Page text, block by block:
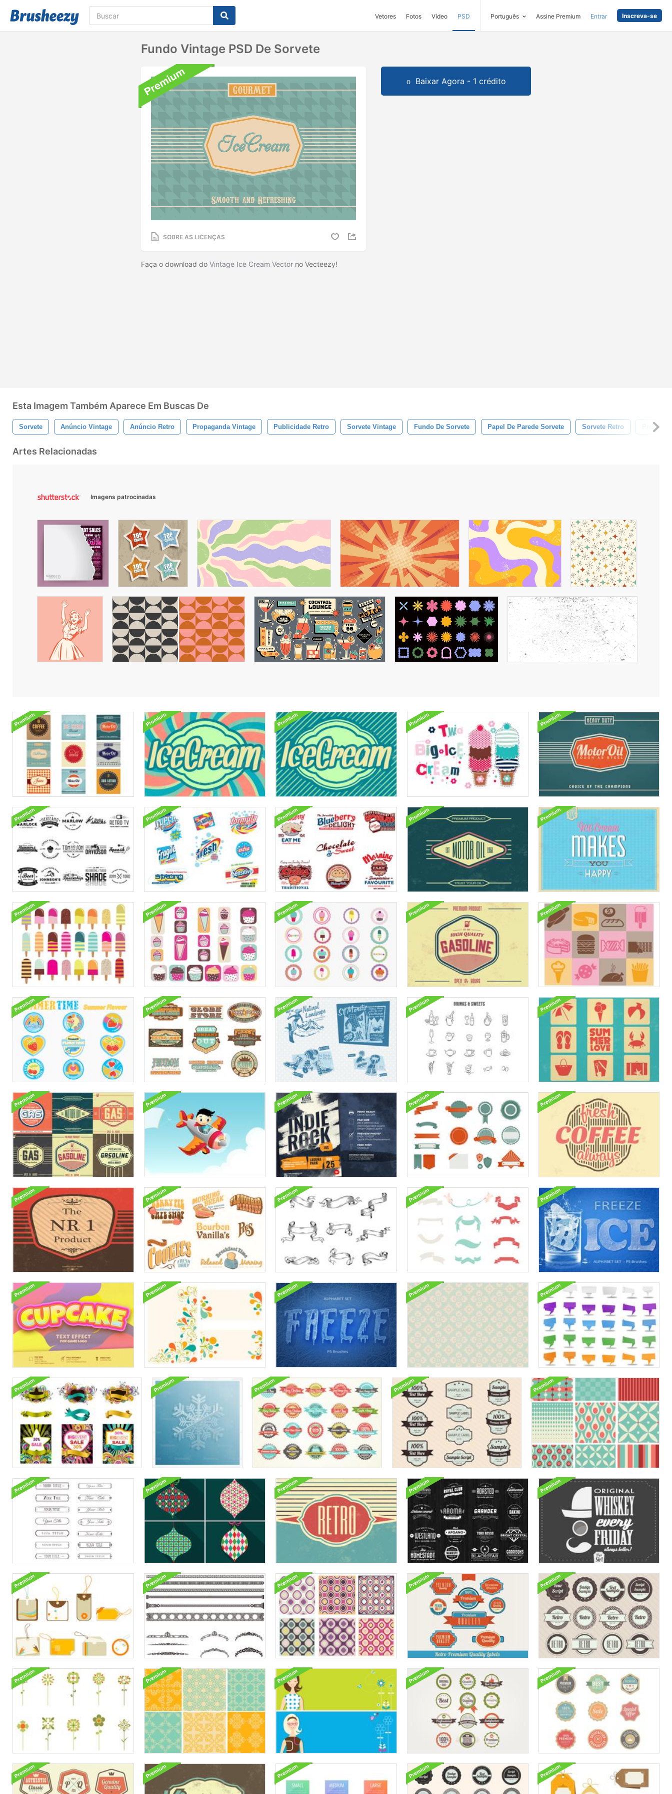
Vetores Fotos Vídeo PSD Português Assine Premium Entrar Inscreva-se
Fundo Vintage PSD De Sorvete
SOBRE AS LICENÇAS
Faça o download do Vintage Ice Cream Vector no Vecteezy!
Baixar Agora - 1 crédito
Esta Imagem Também Aparece Em Buscas De
Sorvete Anúncio Vintage Anúncio Retro Propaganda Vintage Publicidade Retro Sorvete Vintage Fundo De Sorvete Papel De Parede Sorvete Sorvete Retro
Artes Relacionadas
Imagens patrocinadas